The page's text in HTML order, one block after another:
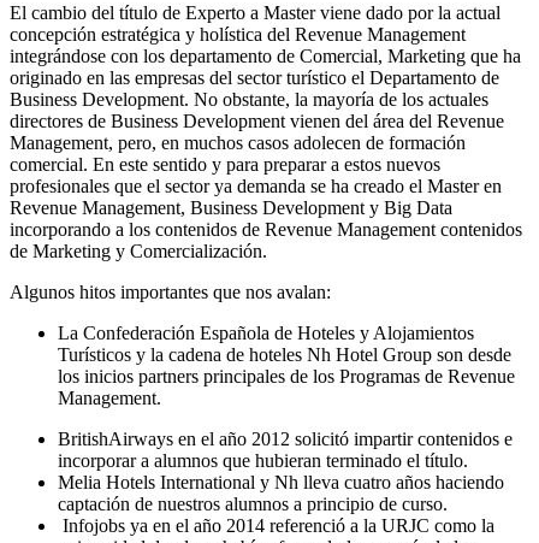
El cambio del título de Experto a Master viene dado por la actual
concepción estratégica y holística del Revenue Management
integrándose con los departamento de Comercial, Marketing que ha
originado en las empresas del sector turístico el Departamento de
Business Development. No obstante, la mayoría de los actuales
directores de Business Development vienen del área del Revenue
Management, pero, en muchos casos adolecen de formación
comercial. En este sentido y para preparar a estos nuevos
profesionales que el sector ya demanda se ha creado el Master en
Revenue Management, Business Development y Big Data
incorporando a los contenidos de Revenue Management contenidos
de Marketing y Comercialización.
Algunos hitos importantes que nos avalan:
La Confederación Española de Hoteles y Alojamientos
Turísticos y la cadena de hoteles Nh Hotel Group son desde
los inicios partners principales de los Programas de Revenue
Management.
BritishAirways en el año 2012 solicitó impartir contenidos e
incorporar a alumnos que hubieran terminado el título.
Melia Hotels International y Nh lleva cuatro años haciendo
captación de nuestros alumnos a principio de curso.
Infojobs ya en el año 2014 referenció a la URJC como la